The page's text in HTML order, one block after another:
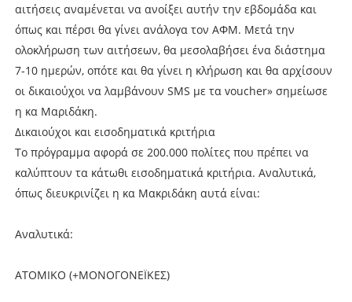
αιτήσεις αναμένεται να ανοίξει αυτήν την εβδομάδα και
όπως και πέρσι θα γίνει ανάλογα τον ΑΦΜ. Μετά την
ολοκλήρωση των αιτήσεων, θα μεσολαβήσει ένα διάστημα
7-10 ημερών, οπότε και θα γίνει η κλήρωση και θα αρχίσουν
οι δικαιούχοι να λαμβάνουν SMS με τα voucher» σημείωσε
η κα Μαριδάκη.
Δικαιούχοι και εισοδηματικά κριτήρια
Το πρόγραμμα αφορά σε 200.000 πολίτες που πρέπει να
καλύπτουν τα κάτωθι εισοδηματικά κριτήρια. Αναλυτικά,
όπως διευκρινίζει η κα Μακριδάκη αυτά είναι:
Αναλυτικά:
ΑΤΟΜΙΚΟ (+ΜΟΝΟΓΟΝΕΪΚΕΣ)